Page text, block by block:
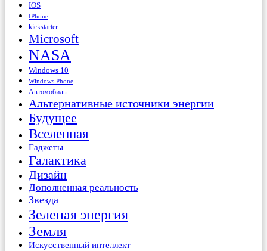
IOS
IPhone
kickstarter
Microsoft
NASA
Windows 10
Windows Phone
Автомобиль
Альтернативные источники энергии
Будущее
Вселенная
Гаджеты
Галактика
Дизайн
Дополненная реальность
Звезда
Зеленая энергия
Земля
Искусственный интеллект